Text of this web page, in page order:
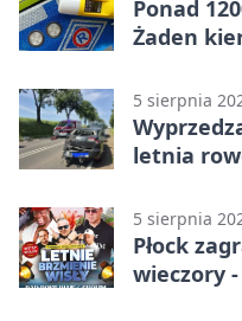
Ponad
Żaden
5 sierpnia
letnia
5 sierpnia
Płock
wieczory